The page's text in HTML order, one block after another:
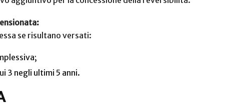
se risultano versati:
3 negli ultimi 5 anni.